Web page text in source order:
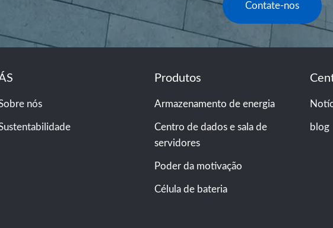
Contate-nos
nós
Produtos
Armazenamento de energia
Centro de dados e sala de
servidores
Poder da motivação
Célula de bateria
blog